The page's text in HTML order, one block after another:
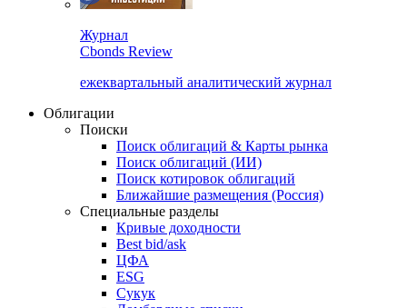
Cbonds Review
ежеквартальный аналитический журнал
Облигации
Поиски
Поиск облигаций & Карты рынка
Поиск облигаций (ИИ)
Поиск котировок облигаций
Ближайшие размещения (Россия)
Специальные разделы
Кривые доходности